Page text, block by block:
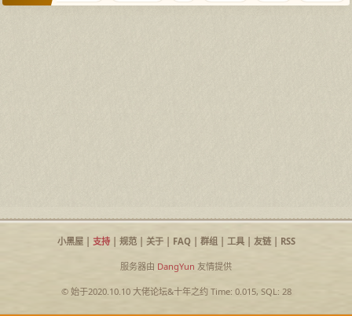
小黑屋| 支持| 规范| 关于| FAQ| 群组| 工具| 友链| RSS
服务器由 DangYun 友情提供
© 始于2020.10.10 大佬论坛&十年之约Time: 0.015, SQL: 28